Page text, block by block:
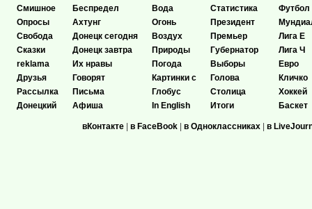
Смишное
Опросы
Свобода
Сказки
reklama
Друзья
Рассылка
Донецкий
Беспредел
Ахтунг
Донецк сегодня
Донецк завтра
Их нравы
Говорят
Письма
Афиша
Вода
Огонь
Воздух
Природы
Погода
Картинки с
Глобус
In English
Статистика
Президент
Премьер
Губернатор
Выборы
Голова
Столица
Итоги
Футбол
Лига Е
Лига Ч
Евро
Кличко
Хоккей
Баскет
вКонтакте | в FaceBook | в Одноклассниках | в